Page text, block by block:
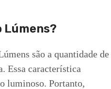
Lúmens?
são a quantidade de
Essa característica
luminoso. Portanto,